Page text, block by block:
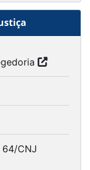
64/CNJ